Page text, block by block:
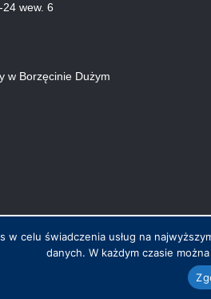
wew. 6
w Borzęcinie Dużym
Hosting i wykonanie skynet.net.pl
w celu świadczenia usług na
danych. W każdym czasie